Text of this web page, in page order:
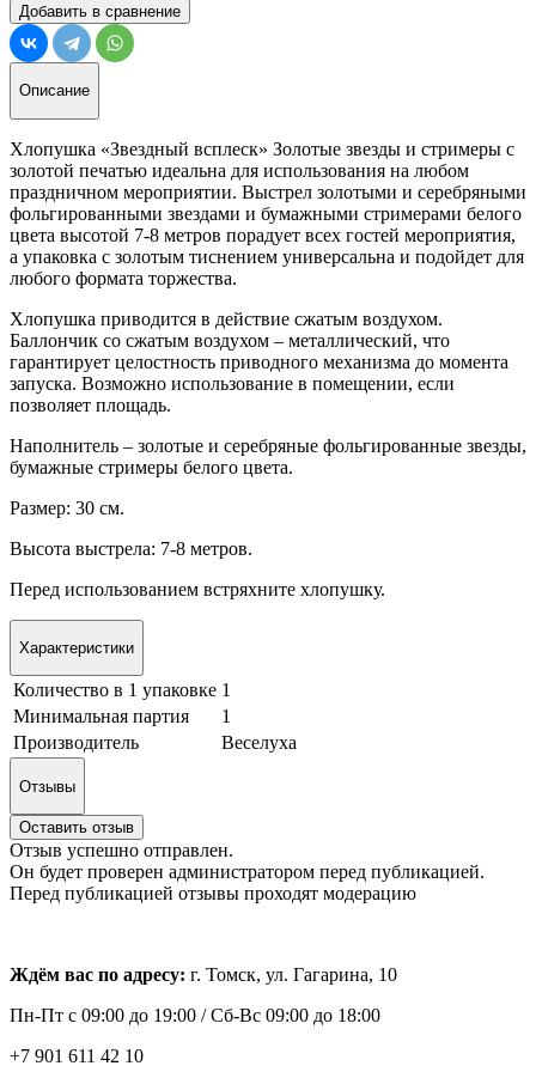
Добавить в сравнение
Описание
Хлопушка «Звездный всплеск» Золотые звезды и стримеры с
золотой печатью идеальна для использования на любом
праздничном мероприятии. Выстрел золотыми и серебряными
фольгированными звездами и бумажными стримерами белого
цвета высотой 7-8 метров порадует всех гостей мероприятия,
а упаковка с золотым тиснением универсальна и подойдет для
любого формата торжества.
Хлопушка приводится в действие сжатым воздухом.
Баллончик со сжатым воздухом – металлический, что
гарантирует целостность приводного механизма до момента
запуска. Возможно использование в помещении, если
позволяет площадь.
Наполнитель – золотые и серебряные фольгированные звезды,
бумажные стримеры белого цвета.
Размер: 30 см.
Высота выстрела: 7-8 метров.
Перед использованием встряхните хлопушку.
Характеристики
Количество в 1 упаковке 1
Минимальная партия
1
Производитель
Веселуха
Отзывы
Оставить отзыв
Отзыв успешно отправлен.
Он будет проверен администратором перед публикацией.
Перед публикацией отзывы проходят модерацию
Ждём вас по адресу: г. Томск, ул. Гагарина, 10
Пн-Пт с 09:00 до 19:00 /Сб-Вс 09:00 до 18:00
+7 901 611 42 10